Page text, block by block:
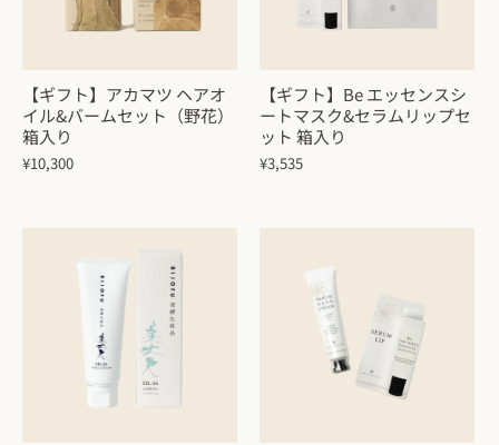
【ギフト】アカマツ ヘアオ
イル&バームセット（野花）
箱入り
¥10,300
【ギフト】Be エッセンスシ
ートマスク&セラムリップセ
ット 箱入り
¥3,535